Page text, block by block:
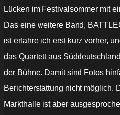
Lücken im Festivalsommer mit
Das eine weitere Band,
ist erfahre ich erst kurz vorher,
das Quartett aus
der Bühne. Damit sind Fotos
Berichterstattung nicht möglich.
Markthalle ist aber